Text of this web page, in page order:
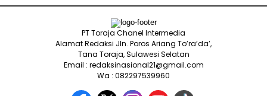
PT Toraja Chanel Intermedia
Alamat Redaksi Jln. Poros Ariang To’ra’da’,
Tana Toraja, Sulawesi Selatan
Email : redaksinasional21@gmail.com
Wa : 082297539960